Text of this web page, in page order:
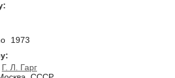
1973
Г. Л. Гарг